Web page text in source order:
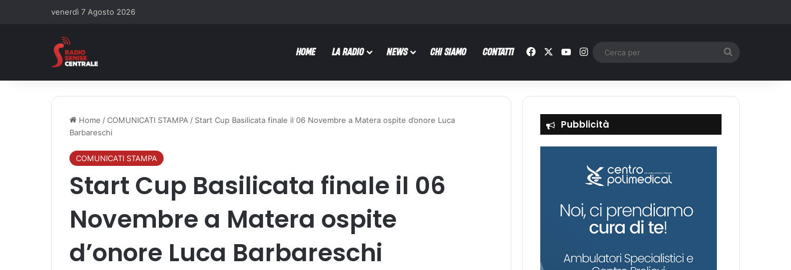
venerdì 7 Agosto 2026
HOME LA RADIO NEWS CHI SIAMO CONTATTI Facebook You TubeInstagram
Home /COMUNICATI STAMPA / Start Cup Basilicata finale il 06 Novembre a Matera ospite d’onore Luca
Barbareschi
COMUNICATI STAMPA
Start Cup Basilicata finale il 06
Novembre a Matera ospite
d’onore Luca Barbareschi
Pubblicità